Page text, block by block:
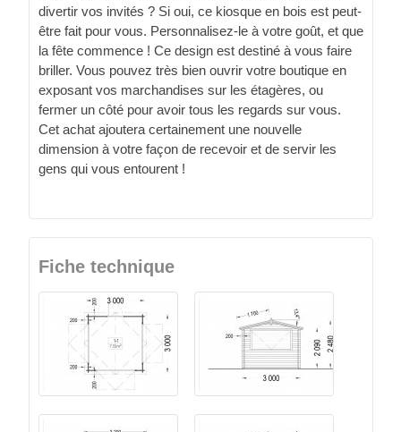
divertir vos invités ? Si oui, ce kiosque en bois est peut-
être fait pour vous. Personnalisez-le à votre goût, et que
la fête commence ! Ce design est destiné à vous faire
briller. Vous pouvez très bien ouvrir votre boutique en
exposant vos marchandises sur les étagères, ou
fermer un côté pour avoir tous les regards sur vous.
Cet achat ajoutera certainement une nouvelle
dimension à votre façon de recevoir et de servir les
gens qui vous entourent !
Fiche technique